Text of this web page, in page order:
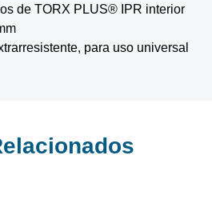
de TORX PLUS® IPR interior
para uso universal